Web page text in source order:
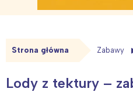
Strona główna Zabawy
Lody z tektury –